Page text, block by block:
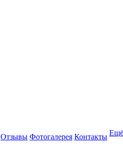
Отзывы Фотогалерея Контакты Ещё